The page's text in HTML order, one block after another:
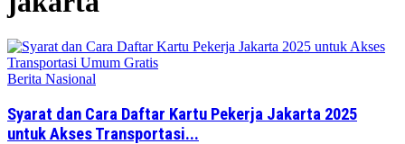
Berita Nasional
Syarat dan Cara Daftar Kartu Pekerja Jakarta 2025
untuk Akses Transportasi...